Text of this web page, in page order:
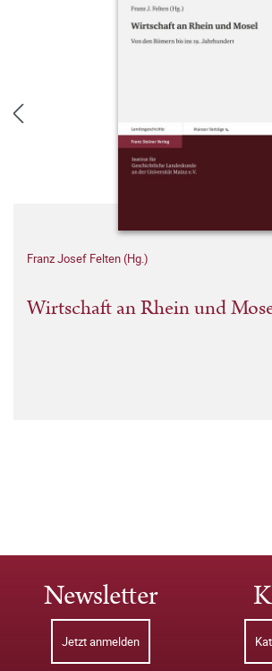
Franz Josef Felten (Hg.)
Wirtschaft an Rhein und
Newsletter
Jetzt anmelden